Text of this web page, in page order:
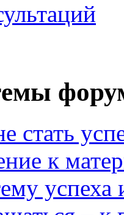
стать
к
успеха